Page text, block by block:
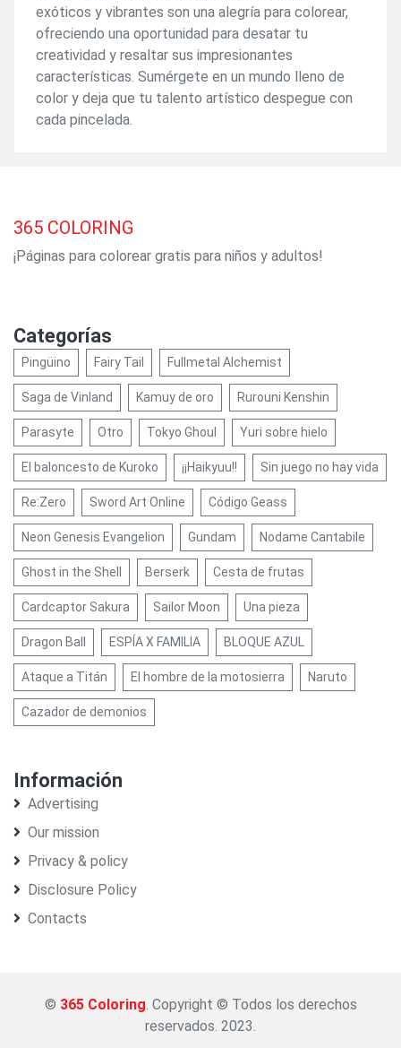
exóticos y vibrantes son una alegría para colorear,
ofreciendo una oportunidad para desatar tu
creatividad y resaltar sus impresionantes
características. Sumérgete en un mundo lleno de
color y deja que tu talento artístico despegue con
cada pincelada.
365 COLORING
¡Páginas para colorear gratis para niños y adultos!
Categorías
Pingüino Fairy Tail Fullmetal Alchemist
Saga de Vinland Kamuy de oro Rurouni Kenshin
Parasyte Otro Tokyo Ghoul Yuri sobre hielo
El baloncesto de Kuroko ¡¡Haikyuu!! Sin juego no hay vida
Re:Zero Sword Art Online Código Geass
Neon Genesis Evangelion Gundam Nodame Cantabile
Ghost in the Shell Berserk Cesta de frutas
Cardcaptor Sakura Sailor Moon Una pieza
Dragon Ball ESPÍA X FAMILIA BLOQUE AZUL
Ataque a Titán El hombre de la motosierra Naruto
Cazador de demonios
Información
Advertising
Our mission
Privacy & policy
Disclosure Policy
Contacts
© 365 Coloring . Copyright © Todos los derechos
reservados. 2023.